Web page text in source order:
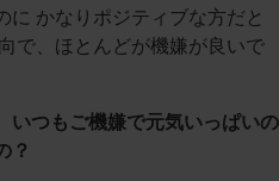
かなりポジティブな方だと
で、ほとんどが機嫌が良いで
いつもご機嫌で元気いっぱいの
？